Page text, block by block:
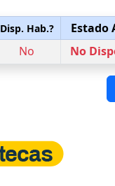
Disp. Hab.? Estado
No No